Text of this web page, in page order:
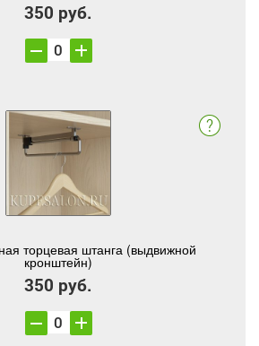
350 руб.
торцевая штанга (выдвижной
кронштейн)
350 руб.